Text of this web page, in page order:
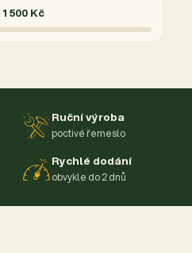
1 500 Kč
Ruční výroba
poctivé řemeslo
Rychlé dodání
obvykle do 2 dnů